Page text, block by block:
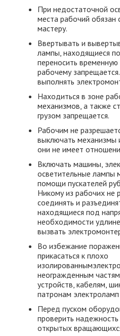
При недостаточной
места рабочий
мастеру.
Ввертывать и
лампы, находящиеся
переносить
рабочему
выполнять
Находиться в зоне
механизмов, а также
грузом запрещается.
Рабочим не
выключать механизмы
они не имеет
Включать машины,
осветительные лампы
помощи пускателей
Никому из рабочих не
соединять и
находящиеся под
необходимости
вызвать
Во избежание
прикасаться к плохо
неогражденным
устройств, кабелям,
патронам электроламп
Перед пуском
проверить
открытых